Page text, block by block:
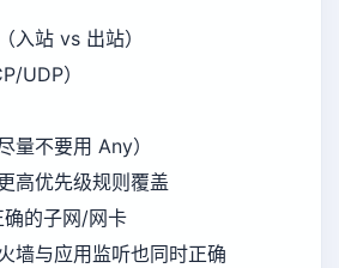
入站 vs 出站）
UDP）
量不要用 Any）
高优先级规则覆盖
的子网/网卡
墙与应用监听也同时正确